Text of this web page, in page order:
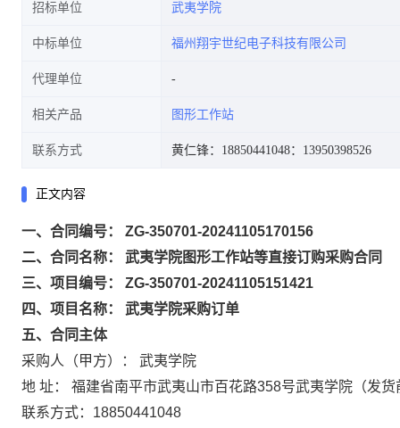
招标单位 武夷学院
中标单位 福州翔宇世纪电子科技有限公司
代理单位
相关产品 图形工作站
联系方式 黄仁锋：18850441048：13950398526
正文内容
一、合同编号： ZG-350701-20241105170156
二、合同名称： 武夷学院图形工作站等直接订购采购合同
三、项目编号： ZG-350701-20241105151421
四、项目名称： 武夷学院采购订单
五、合同主体
采购人（甲方）： 武夷学院
地 址： 福建省南平市武夷山市百花路358号武夷学院（发
联系方式：18850441048